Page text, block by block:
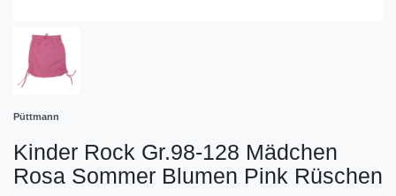
Püttmann
Kinder Rock Gr.98-128 Mädchen
Rosa Sommer Blumen Pink Rüschen